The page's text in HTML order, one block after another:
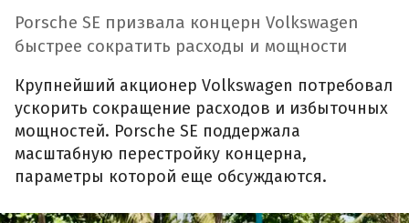
Porsche SE призвала концерн Volkswagen
быстрее сократить расходы и мощности
Крупнейший акционер Volkswagen потребовал
ускорить сокращение расходов и избыточных
мощностей. Porsche SE поддержала
масштабную перестройку концерна,
параметры которой еще обсуждаются.